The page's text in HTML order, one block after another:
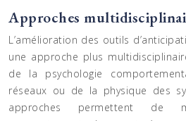
Approches
L’amélioration des outils
une approche plus
de la psychologie
réseaux ou de la physique des
approches permettent de